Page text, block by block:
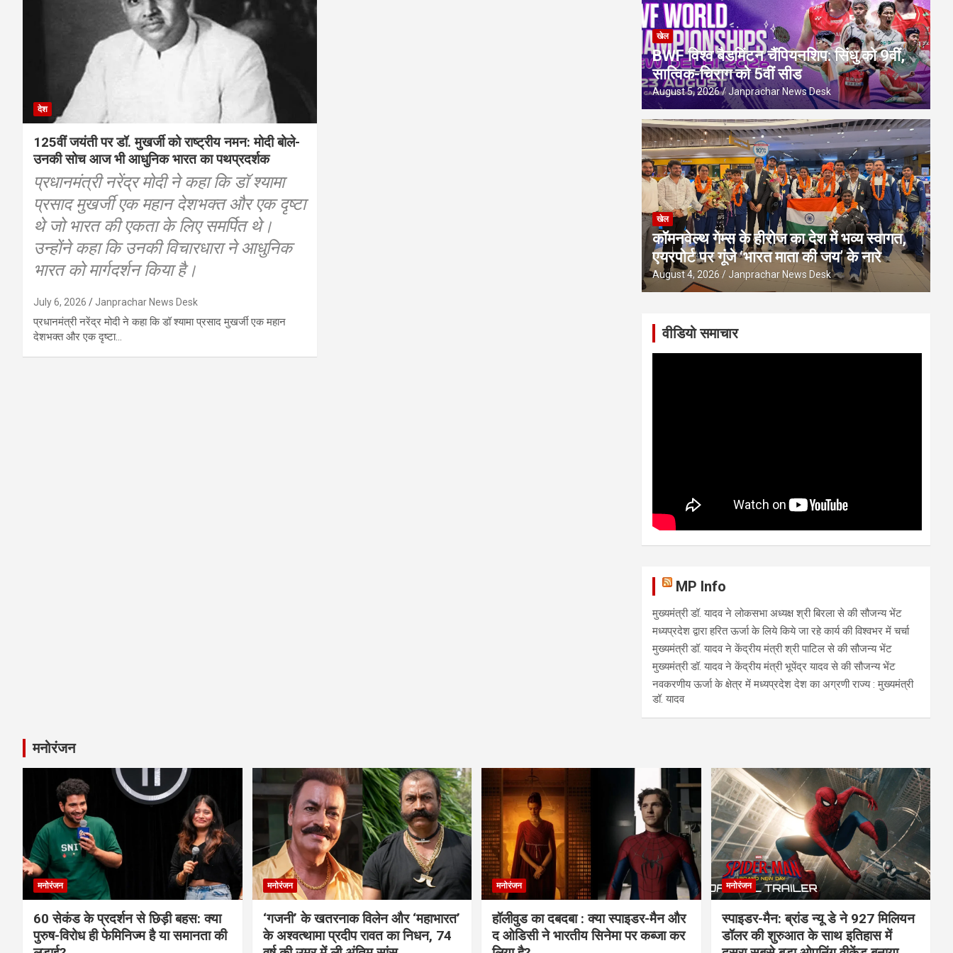
देश
125वीं जयंती पर डॉ. मुखर्जी को राष्ट्रीय नमन: मोदी बोले-
उनकी सोच आज भी आधुनिक भारत का पथप्रदर्शक
प्रधानमंत्री नरेंद्र मोदी ने कहा कि डॉ श्यामा
प्रसाद मुखर्जी एक महान देशभक्त और एक दृष्टा
थे जो भारत की एकता के लिए समर्पित थे।
उन्होंने कहा कि उनकी विचारधारा ने आधुनिक
भारत को मार्गदर्शन किया है।
July 6, 2026 Janprachar News Desk
प्रधानमंत्री नरेंद्र मोदी ने कहा कि डॉ श्यामा प्रसाद मुखर्जी एक महान
देशभक्त और एक दृष्टा…
खेल
BWF विश्व बैडमिंटन चैंपियनशिप: सिंधु को 9वीं,
सात्विक-चिराग को 5वीं सीड
August 5, 2026 Janprachar News Desk
खेल
कॉमनवेल्थ गेम्स के हीरोज का देश में भव्य स्वागत,
एयरपोर्ट पर गूंजे ‘भारत माता की जय’ के नारे
August 4, 2026 Janprachar News Desk
वीडियो समाचार
MP Info
मुख्यमंत्री डॉ. यादव ने लोकसभा अध्यक्ष श्री बिरला से की सौजन्य भेंट
मध्यप्रदेश द्वारा हरित ऊर्जा के लिये किये जा रहे कार्य की विश्वभर में चर्चा
मुख्यमंत्री डॉ. यादव ने केंद्रीय मंत्री श्री पाटिल से की सौजन्य भेंट
मुख्यमंत्री डॉ. यादव ने केंद्रीय मंत्री भूपेंद्र यादव से की सौजन्य भेंट
नवकरणीय ऊर्जा के क्षेत्र में मध्यप्रदेश देश का अग्रणी राज्य : मुख्यमंत्री
डॉ. यादव
मनोरंजन
मनोरंजन
60 सेकंड के प्रदर्शन से छिड़ी बहस: क्या
पुरुष-विरोध ही फेमिनिज्म है या समानता की
मनोरंजन
‘गजनी’ के खतरनाक विलेन और ‘महाभारत’
के अश्वत्थामा प्रदीप रावत का निधन, 74
मनोरंजन
हॉलीवुड का दबदबा : क्या स्पाइडर-मैन और
द ओडिसी ने भारतीय सिनेमा पर कब्जा कर
मनोरंजन
स्पाइडर-मैन: ब्रांड न्यू डे ने 927 मिलियन
डॉलर की शुरुआत के साथ इतिहास में